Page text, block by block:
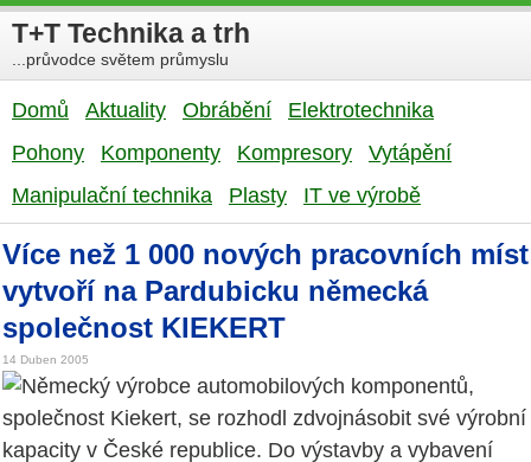
T+T Technika a trh
...průvodce světem průmyslu
Domů Aktuality Obrábění
Elektrotechnika
Pohony
Komponenty Kompresory
Vytápění
Manipulační technika
Plasty IT ve výrobě
Více než 1 000 nových pracovních míst
vytvoří na Pardubicku německá
společnost KIEKERT
14 Duben 2005
Německý výrobce automobilových komponentů,
společnost Kiekert, se rozhodl zdvojnásobit své výrobní
kapacity v České republice. Do výstavby a vybavení